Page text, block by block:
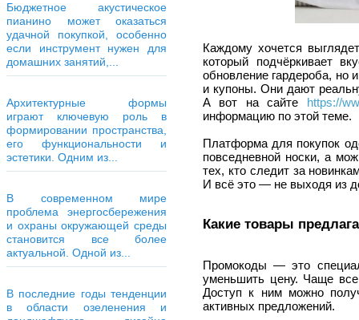
Бюджетное акустическое
пианино может оказаться
удачной покупкой, особенно
если инструмент нужен для
домашних занятий,...
Архитектурные формы
играют ключевую роль в
формировании пространства,
его функциональности и
эстетики. Одним из...
В современном мире
проблема энергосбережения
и охраны окружающей среды
становится все более
актуальной. Одной из...
В последние годы тенденции
в области озеленения и
Каждому хочется
который подчёркивает
обновление гардероба, но
и купоны. Они дают
А вот на сайте https://
информацию по этой теме.
Платформа для покупок
повседневной носки, а
тех, кто следит за
И всё это — не выходя из
Какие товары
Промокоды — это
уменьшить цену. Чаще
Доступ к ним можно
активных предложений.